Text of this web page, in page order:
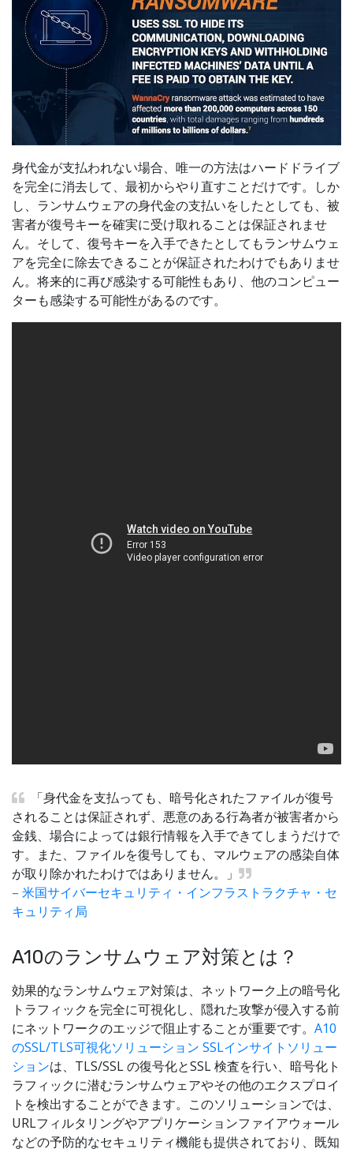
身代金が支払われない場合、唯一の方法はハードドライブ
を完全に消去して、最初からやり直すことだけです。しか
し、ランサムウェアの身代金の支払いをしたとしても、被
害者が復号キーを確実に受け取れることは保証されませ
ん。そして、復号キーを入手できたとしてもランサムウェ
アを完全に除去できることが保証されたわけでもありませ
ん。将来的に再び感染する可能性もあり、他のコンピュー
ターも感染する可能性があるのです。
「身代金を支払っても、暗号化されたファイルが復号
されることは保証されず、悪意のある行為者が被害者から
金銭、場合によっては銀行情報を入手できてしまうだけで
す。また、ファイルを復号しても、マルウェアの感染自体
が取り除かれたわけではありません。」
– 米国サイバーセキュリティ・インフラストラクチャ・セ
キュリティ局
A10のランサムウェア対策とは？
効果的なランサムウェア対策は、ネットワーク上の暗号化
トラフィックを完全に可視化し、隠れた攻撃が侵入する前
にネットワークのエッジで阻止することが重要です。 A10
のSSL/TLS可視化ソリューション SSLインサイトソリュー
ションは、TLS/SSL の復号化とSSL 検査を行い、暗号化ト
ラフィックに潜むランサムウェアやその他のエクスプロイ
トを検出することができます。このソリューションでは、
URLフィルタリングやアプリケーションファイアウォール
などの予防的なセキュリティ機能も提供されており、既知